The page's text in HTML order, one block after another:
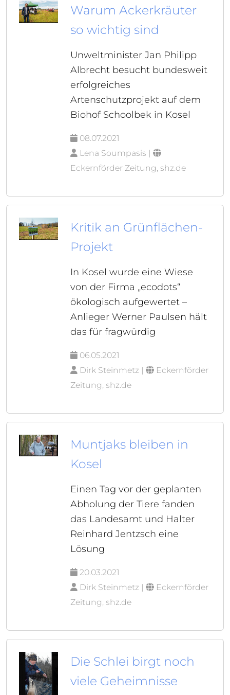
Warum Ackerkräuter
so wichtig sind
Unweltminister Jan Philipp
Albrecht besucht bundesweit
erfolgreiches
Artenschutzprojekt auf dem
Biohof Schoolbek in Kosel
08.07.2021
Lena Soumpasis |
Eckernförder Zeitung, shz.de
Kritik an Grünflächen-
Projekt
In Kosel wurde eine Wiese
von der Firma „ecodots“
ökologisch aufgewertet –
Anlieger Werner Paulsen hält
das für fragwürdig
06.05.2021
Dirk Steinmetz |
Eckernförder
Zeitung, shz.de
Muntjaks bleiben in
Kosel
Einen Tag vor der geplanten
Abholung der Tiere fanden
das Landesamt und Halter
Reinhard Jentzsch eine
Lösung
20.03.2021
Dirk Steinmetz |
Eckernförder
Zeitung, shz.de
Die Schlei birgt noch
viele Geheimnisse